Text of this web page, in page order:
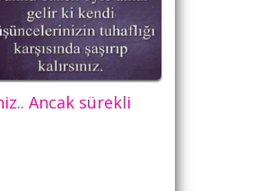
Ancak sürekli